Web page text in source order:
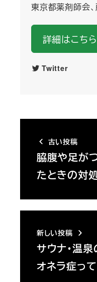
東京都薬剤師会
詳細はこちら
Twitter
古い投稿
脇腹や足が
たときの対
新しい投稿
サウナ・温
オネラ症っ